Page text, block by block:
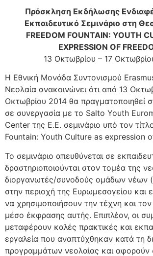
Πρόσκληση Εκδήλωσης
Εκπαιδευτικό Σεμινάριο στη
FREEDOM FOUNTAIN: YOUTH
EXPRESSION OF
13 Οκτωβρίου – 17
Η Εθνική Μονάδα Συντονισμού
Νεολαία ανακοινώνει ότι από 13
Οκτωβρίου 2014 θα πραγματοποιηθεί
σε συνεργασία με το Salto Youth
Center της Ε.Ε. σεμινάριο υπό τον
Fountain: Youth Culture as expression
Το σεμινάριο απευθύνεται σε
δραστηριοποιούνται στον τομέα της
διοργανωτές/συνοδούς ομάδων νέων
στην περιοχή της Ευρωμεσογείου και
να χρησιμοποιήσουν την τέχνη και
μέσο έκφρασης αυτής. Επιπλέον, οι
μεταφέρουν καλές πρακτικές και
εργαλεία που αναπτύχθηκαν κατά τη
προγραμμάτων νεολαίας και αφορούν